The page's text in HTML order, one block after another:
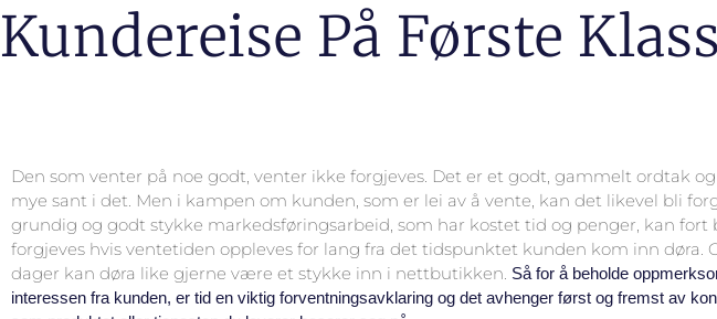
Kundereise På Første
Den som venter på noe godt, venter ikke forgjeves. Det er et godt, gammelt ordtak
mye sant i det. Men i kampen om kunden, som er lei av å vente, kan det likevel bli
grundig og godt stykke markedsføringsarbeid, som har kostet tid og penger, kan fort
forgjeves hvis ventetiden oppleves for lang fra det tidspunktet kunden kom inn døra.
dager kan døra like gjerne være et stykke inn i nettbutikken. Så for å beholde
interessen fra kunden, er tid en viktig forventningsavklaring og det avhenger først og fremst av